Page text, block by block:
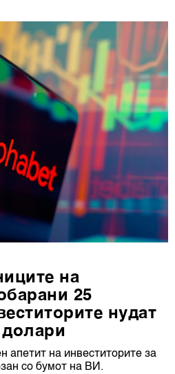
можете во кој било момент да
последици.
на
25
нудат
апетит на инвеститорите за
со бумот на ВИ.